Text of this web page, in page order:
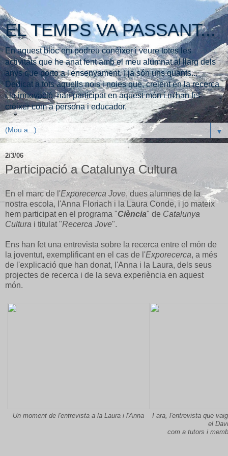
EL TEMPS VA PASSANT...
En aquest bloc em podreu conèixer i veure totes les
activitats que he anat fent amb el meu alumnat al llarg dels
anys que porto a l'ensenyament. I ja són uns quants...
Dedicat a tots aquells nois i noies que, creient en la recerca
i la innovació, han participat en aquest món i m'han fet
crèixer com a persona i educador.
▼
2/3/06
Participació a Catalunya Cultura
En el marc de l'Exporecerca Jove, dues alumnes de la
nostra escola, l'Anna Floriach i la Laura Conde, i jo mateix
hem participat en el programa "Ciència" de Catalunya
Cultura i titulat "Recerca Jove".
Ens han fet una entrevista sobre la recerca entre el món de
la joventut, exemplificant en el cas de l'Exporecerca, a més
de l'explicació que han donat, l'Anna i la Laura, dels seus
projectes de recerca i de la seva experiència en aquest
món.
Un moment de l'entrevista a la Laura i l'Anna
I ara, l'entrevista que
el
com a tutors i